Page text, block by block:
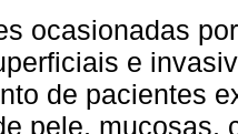
ocasionadas
e
de pacientes
pele, mucosas,